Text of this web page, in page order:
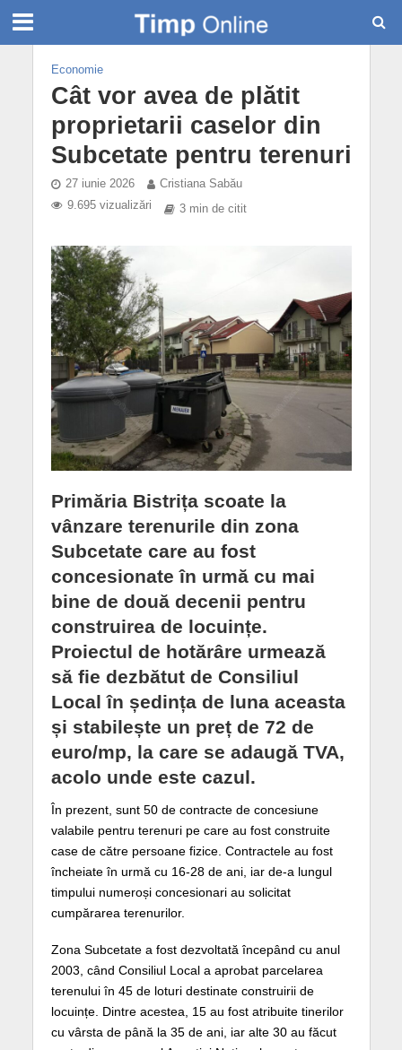
Economie
Cât vor avea de plătit
proprietarii caselor din
Subcetate pentru terenuri
27 iunie 2026
Cristiana Sabău
9.695 vizualizări
3 min de citit
Primăria Bistrița scoate la
vânzare terenurile din zona
Subcetate care au fost
concesionate în urmă cu mai
bine de două decenii pentru
construirea de locuințe.
Proiectul de hotărâre urmează
să fie dezbătut de Consiliul
Local în ședința de luna aceasta
și stabilește un preț de 72 de
euro/mp, la care se adaugă TVA,
acolo unde este cazul.
În prezent, sunt 50 de contracte de concesiune
valabile pentru terenuri pe care au fost construite
case de către persoane fizice. Contractele au fost
încheiate în urmă cu 16-28 de ani, iar de-a lungul
timpului numeroși concesionari au solicitat
cumpărarea terenurilor.
Zona Subcetate a fost dezvoltată începând cu anul
2003, când Consiliul Local a aprobat parcelarea
terenului în 45 de loturi destinate construirii de
locuințe. Dintre acestea, 15 au fost atribuite tinerilor
cu vârsta de până la 35 de ani, iar alte 30 au făcut